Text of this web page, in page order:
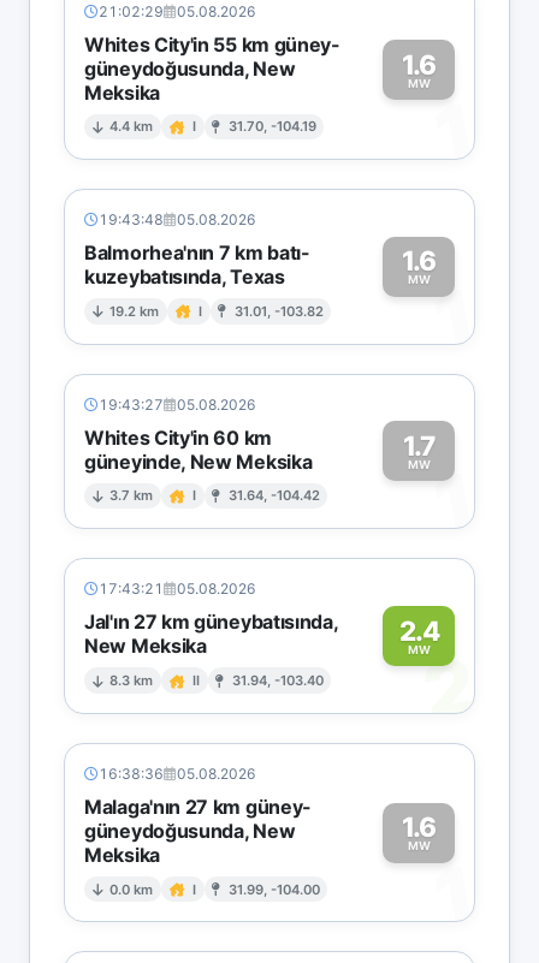
21:02:29 05.08.2026
Whites City'in 55 km güney-
güneydoğusunda, New
Meksika
4.4 km I 31.70, -104.19
1.6
MW
1
19:43:48 05.08.2026
Balmorhea'nın 7 km batı-
kuzeybatısında, Texas
19.2 km I 31.01, -103.82
1.6
MW1
19:43:27 05.08.2026
Whites City'in 60 km
güneyinde, New Meksika
3.7 km I 31.64, -104.42
1.7
MW1
17:43:21 05.08.2026
Jal'ın 27 km güneybatısında,
New Meksika
8.3 km II 31.94, -103.40
2.4
MW2
16:38:36 05.08.2026
Malaga'nın 27 km güney-
güneydoğusunda, New
Meksika
0.0 km I 31.99, -104.00
1.6
MW
1